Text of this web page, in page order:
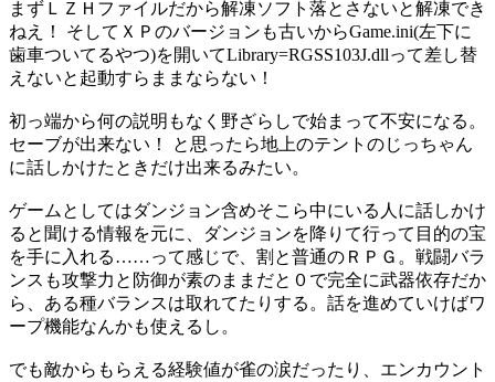
まずＬＺＨファイルだから解凍ソフト落とさないと解凍でき
ねえ！ そしてＸＰのバージョンも古いからGame.ini(左下に
歯車ついてるやつ)を開いてLibrary=RGSS103J.dllって差し替
えないと起動すらままならない！
初っ端から何の説明もなく野ざらしで始まって不安になる。
セーブが出来ない！ と思ったら地上のテントのじっちゃん
に話しかけたときだけ出来るみたい。
ゲームとしてはダンジョン含めそこら中にいる人に話しかけ
ると聞ける情報を元に、ダンジョンを降りて行って目的の宝
を手に入れる……って感じで、割と普通のＲＰＧ。戦闘バラ
ンスも攻撃力と防御が素のままだと０で完全に武器依存だか
ら、ある種バランスは取れてたりする。話を進めていけばワ
ープ機能なんかも使えるし。
でも敵からもらえる経験値が雀の涙だったり、エンカウント